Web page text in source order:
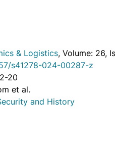
& Logistics, Volume: 26,
s41278-024-00287-z
20
et al.
and History